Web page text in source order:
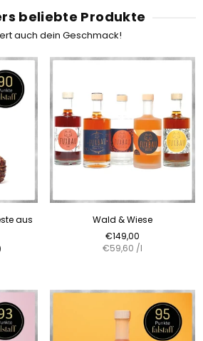
beliebte Produkte
auch dein Geschmack!
aus
Wald & Wiese
Normaler
Preis
€149,00
€59,60 /l